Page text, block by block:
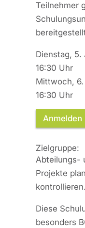
Teilnehmer
Dienstag,
16:30 Uhr
Mittwoch,
16:30 Uhr
Anmelden
Zielgruppe:
Abteilungs-
Projekte
kontrollieren.
Diese
besonders